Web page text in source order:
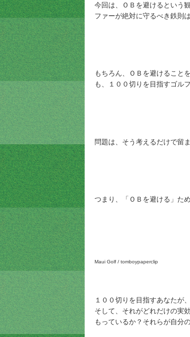
今回は、ＯＢを避けるという
ファーが絶対に守るべき鉄則
もちろん、ＯＢを避けること
も、１００切りを目指すゴル
問題は、そう考えるだけで留
つまり、「ＯＢを避ける」た
Maui Golf / tomboypaperclip
１００切りを目指すあなたが
そして、それがどれだけの実
もっているか？それらが自分